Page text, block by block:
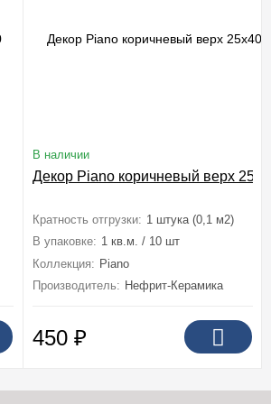
В наличии
Декор Piano коричневый верх
Кратность отгрузки: 1 штука (0,1 м2)
В упаковке: 1 кв.м. / 10 шт
Коллекция: Piano
Производитель: Нефрит-Керамика
450₽